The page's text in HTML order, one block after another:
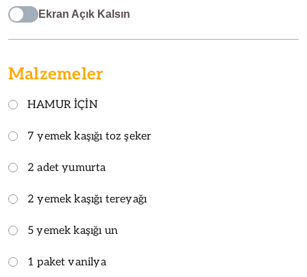
Ekran Açık Kalsın
Malzemeler
HAMUR İÇİN
7 yemek kaşığı toz şeker
2 adet yumurta
2 yemek kaşığı tereyağı
5 yemek kaşığı un
1 paket vanilya